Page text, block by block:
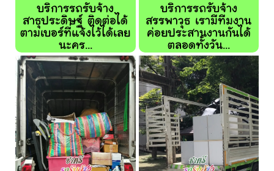
บริการรถรับจ้าง
สาธุประดิษฐ์ ติดต่อได้
ตามเบอร์ที่แจ้งไว้ได้เลย
นะคร...
บริการรถรับจ้าง
สรรพาวุธ เรามีทีมงาน
ค่อยประสานงานกันได้
ตลอดทั้งวัน...